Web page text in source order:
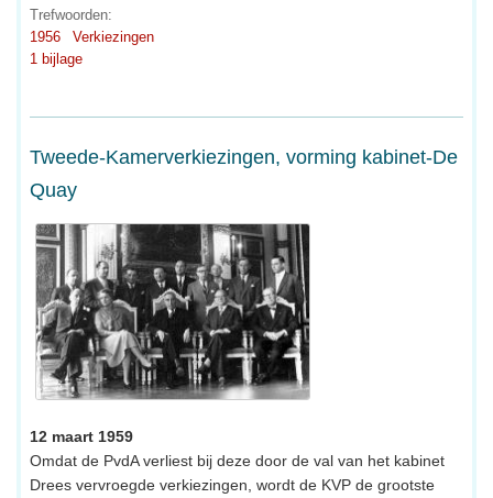
Trefwoorden:
1956
Verkiezingen
1 bijlage
Tweede-Kamerverkiezingen, vorming kabinet-De
Quay
12 maart 1959
Omdat de PvdA verliest bij deze door de val van het kabinet
Drees vervroegde verkiezingen, wordt de KVP de grootste